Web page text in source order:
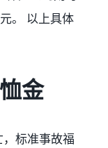
。 以上具体
金
标准事故福